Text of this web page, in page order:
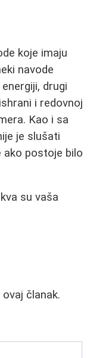
koje imaju
navode
drugi
i redovnoj
Kao i sa
je slušati
postoje bilo
su vaša
članak.